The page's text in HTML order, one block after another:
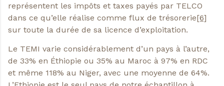
représentent les impôts et taxes payés par TELCO
dans ce qu’elle réalise comme flux de trésorerie[6]
sur toute la durée de sa licence d’exploitation.
Le TEMI varie considérablement d’un pays à l’autre,
de 33% en Éthiopie ou 35% au Maroc à 97% en RDC
et même 118% au Niger, avec une moyenne de 64%.